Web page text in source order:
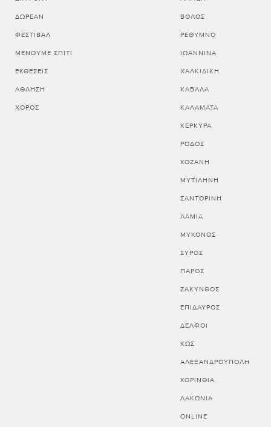
ΔΩΡΕΆΝ
ΦΕΣΤΙΒΆΛ
ΜΈΝΟΥΜΕ ΣΠΊΤΙ
ΕΚΘΈΣΕΙΣ
ΆΘΛΗΣΗ
ΧΟΡΌΣ
ΒΟΛΟΣ
ΡΕΘΥΜΝΟ
ΙΩΑΝΝΙΝΑ
ΧΑΛΚΙΔΙΚΗ
ΚΑΒΑΛΑ
ΚΑΛΑΜΑΤΑ
ΚΕΡΚΥΡΑ
ΡΟΔΟΣ
ΚΟΖΑΝΗ
ΜΥΤΙΛΗΝΗ
ΣΑΝΤΟΡΙΝΗ
ΛΑΜΙΑ
ΜΥΚΟΝΟΣ
ΣΥΡΟΣ
ΠΑΡΟΣ
ΖΑΚΥΝΘΟΣ
ΕΠΙΔΑΥΡΟΣ
ΔΕΛΦΟΙ
ΚΩΣ
ΑΛΕΞΑΝΔΡΟΥΠΟΛΗ
ΚΟΡΙΝΘΊΑ
ΛΑΚΩΝΊΑ
ONLINE